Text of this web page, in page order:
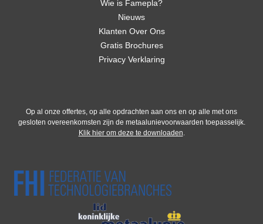
Wie is Famepla?
Nieuws
Klanten Over Ons
Gratis Brochures
Privacy Verklaring
Op al onze offertes, op alle opdrachten aan ons en op alle met ons
gesloten overeenkomsten zijn de metaalunievoorwaarden toepasselijk.
Klik hier om deze te downloaden